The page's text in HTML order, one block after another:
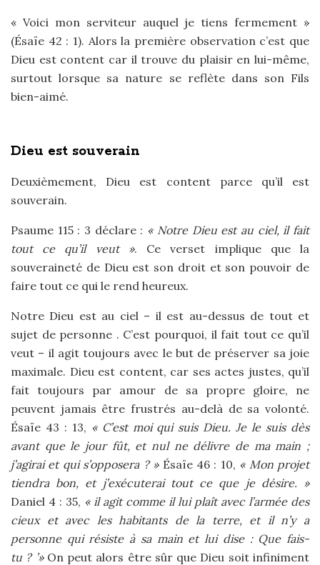
« Voici mon serviteur auquel je tiens fermement »
(Ésaïe 42 : 1). Alors la première observation c’est que
Dieu est content car il trouve du plaisir en lui-même,
surtout lorsque sa nature se reflète dans son Fils
bien-aimé.
Dieu est souverain
Deuxièmement, Dieu est content parce qu’il est
souverain.
Psaume 115 : 3 déclare : « Notre Dieu est au ciel, il fait
tout ce qu’il veut ». Ce verset implique que la
souveraineté de Dieu est son droit et son pouvoir de
faire tout ce qui le rend heureux.
Notre Dieu est au ciel – il est au-dessus de tout et
sujet de personne . C’est pourquoi, il fait tout ce qu’il
veut – il agit toujours avec le but de préserver sa joie
maximale. Dieu est content, car ses actes justes, qu’il
fait toujours par amour de sa propre gloire, ne
peuvent jamais être frustrés au-delà de sa volonté.
Ésaïe 43 : 13, « C’est moi qui suis Dieu. Je le suis dès
avant que le jour fût, et nul ne délivre de ma main ;
j’agirai et qui s’opposera ? »Ésaïe 46 : 10, « Mon projet
tiendra bon, et j’exécuterai tout ce que je désire. »
Daniel 4 : 35, « il agit comme il lui plaît avec l’armée des
cieux et avec les habitants de la terre, et il n’y a
personne qui résiste à sa main et lui dise : Que fais-
tu ? ’»On peut alors être sûr que Dieu soit infiniment